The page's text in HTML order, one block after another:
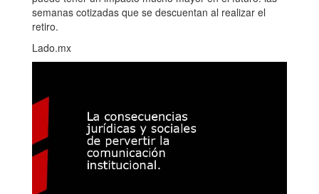
semanas cotizadas que se descuentan al realizar el
retiro.
Lado.mx